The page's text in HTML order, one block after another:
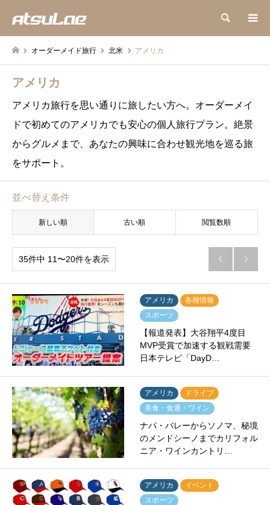
検索
オーダーメイド旅行 北米 アメリカ
アメリカ
アメリカ旅行を思い通りに旅したい方へ。オーダーメイ
ドで初めてのアメリカでも安心の個人旅行プラン。絶景
からグルメまで、あなたの興味に合わせ観光地を巡る旅
をサポート。
並べ替え条件
新しい順 古い順 閲覧数順
35件中 11〜20件を表示  
アメリカ
各種情報
スポーツ
【報道発表】大谷翔平4度目
MVP受賞で加速する観戦需要
日本テレビ「DayD…
アメリカ
ドライブ
美食・食通・ワイン
ナパ・バレーからソノマ、秘境
のメンドシーノまでカリフォル
ニア・ワインカントリ…
アメリカ
イベント
スポーツ